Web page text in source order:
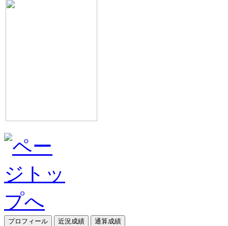
プロフィール 近況成績
通算成績